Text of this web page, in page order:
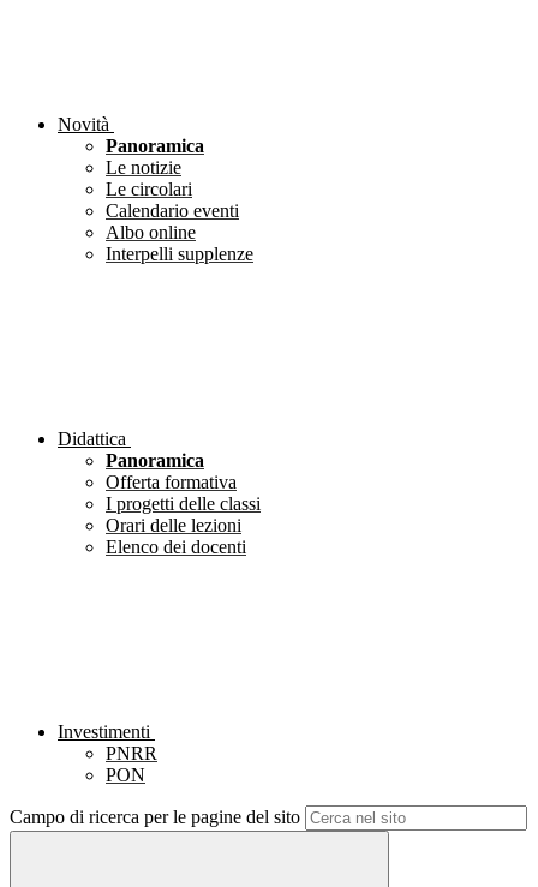
Novità
Panoramica
Le notizie
Le circolari
Calendario eventi
Albo online
Interpelli supplenze
Didattica
Panoramica
Offerta formativa
I progetti delle classi
Orari delle lezioni
Elenco dei docenti
Investimenti
PNRR
PON
Campo di ricerca per le pagine del sito